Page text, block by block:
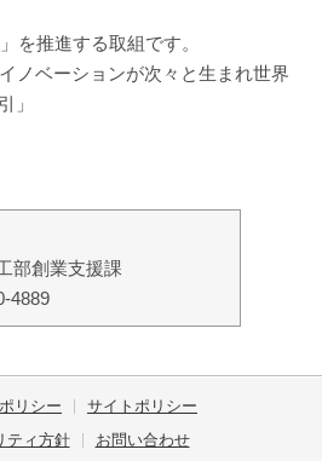
」を推進する取組です。
ノベーションが次々と生まれ世界
」
部創業支援課
4889
リシー
サイトポリシー
ティ方針
お問い合わせ